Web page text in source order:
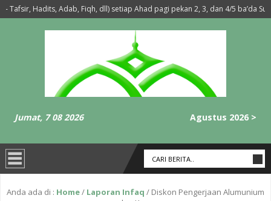
Hadits, Adab, Fiqh, dll) setiap Ahad pagi pekan 2, 3, dan 4/5 ba’da
Jumat, 7 08 2026 Agustus 2026 >
Anda ada di : Home/ Laporan Infaq / Diskon Pengerjaan Alumunium